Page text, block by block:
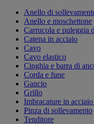
Anello di
Anello e moschettone
Carrucola e puleggia
Catena in acciaio
Cavo
Cavo elastico
Cinghia e barra di
Corda e fune
Gancio
Grillo
Imbracature in acciaio
Pinza di sollevamento
Tenditore